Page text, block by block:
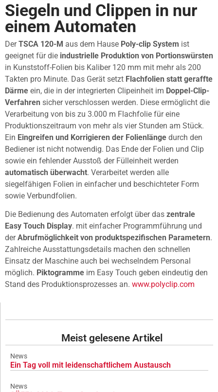
Siegeln und Clippen in nur
einem Automaten
DerTSCA 120-M aus dem Hause Poly-clip System ist
geeignet für die industrielle Produktion von Portionswürsten
in Kunststoff-Folien bis Kaliber 120 mm mit mehr als 200
Takten pro Minute. Das Gerät setzt Flachfolien statt geraffte
Därme ein, die in der integrierten Clipeinheit im Doppel-Clip-
Verfahren sicher verschlossen werden. Diese ermöglicht die
Verarbeitung von bis zu 3.000 m Flachfolie für eine
Produktionszeitraum von mehr als vier Stunden am Stück.
Ein Eingreifen und Korrigieren der Folienlänge durch den
Bediener ist nicht notwendig. Das Ende der Folien und Clip
sowie ein fehlender Ausstoß der Fülleinheit werden
automatisch überwacht. Verarbeitet werden alle
siegelfähigen Folien in einfacher und beschichteter Form
sowie Verbundfolien.
Die Bedienung des Automaten erfolgt über das zentrale
Easy Touch Display. mit einfacher Programmführung und
derAbrufmöglichkeit von produktspezifischen Parametern.
Zahlreiche Ausstattungsdetails machen den schnellen
Einsatz der Maschine auch bei wechselndem Personal
möglich. Piktogramme im Easy Touch geben eindeutig den
Stand des Produktionsprozesses an. www.polyclip.com
Meist gelesene Artikel
News
Ein Tag voll mit leidenschaftlichem Austausch
News